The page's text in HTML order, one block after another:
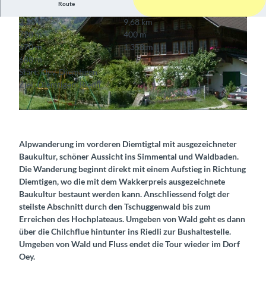
© Martin Wymann, Martin Wymann
Route
3:20 h
9,68 km
720 m
400 m
670 m
1.358 m
688 m
Start: Oey, Diemtigen
Ziel: Diemtigen, Riedli
Alpwanderung im vorderen Diemtigtal mit ausgezeichneter
Baukultur, schöner Aussicht ins Simmental und Waldbaden.
Die Wanderung beginnt direkt mit einem Aufstieg in Richtung
Diemtigen, wo die mit dem Wakkerpreis ausgezeichnete
Baukultur bestaunt werden kann. Anschliessend folgt der
steilste Abschnitt durch den Tschuggenwald bis zum
Erreichen des Hochplateaus. Umgeben von Wald geht es dann
über die Chilchflue hintunter ins Riedli zur Bushaltestelle.
Umgeben von Wald und Fluss endet die Tour wieder im Dorf
Oey.